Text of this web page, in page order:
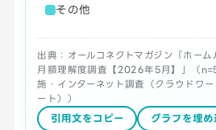
その他
出典：オールコネクトマガジン「ホー
月額理解度調査【2026年5月】」（
施・インターネット調査（クラウドワ
ート））
引用文をコピー グラフを埋め